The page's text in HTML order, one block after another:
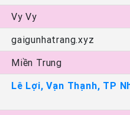
Vy Vy
gaigunhatrang.xyz
Miền Trung
Lê Lợi, Vạn Thạnh, TP